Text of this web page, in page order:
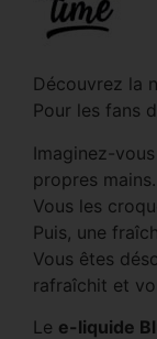
Découvrez la
Pour les fans
Imaginez-
propres mains.
Vous les
Puis, une
Vous êtes
rafraîchit et
Le e-liquide